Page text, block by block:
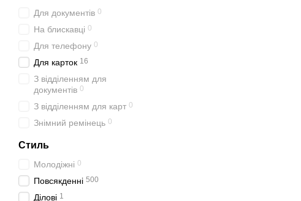
Для документів 0
На блискавці 0
Для телефону 0
Для карток 16
З відділенням для
документів 0
З відділенням для карт 0
Знімний ремінець 0
Стиль
Молодіжні 0
Повсякденні 500
Ділові 1